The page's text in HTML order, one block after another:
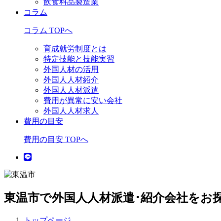
飲食料品製造業
コラム
コラム TOPへ
育成就労制度とは
特定技能と技能実習
外国人材の活用
外国人人材紹介
外国人人材派遣
費用が異常に安い会社
外国人人材求人
費用の目安
費用の目安 TOPへ
東温市で外国人人材派遣･紹介会社をお